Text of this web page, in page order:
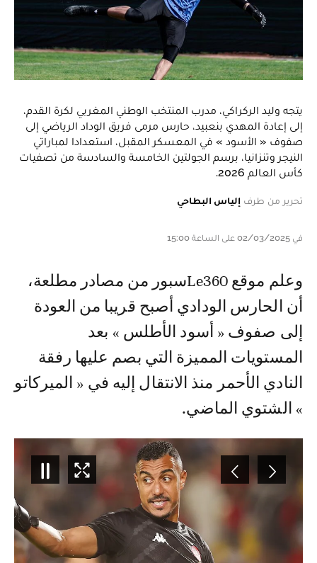
يتجه وليد الركراكي، مدرب المنتخب الوطني المغربي لكرة القدم،
إلى إعادة المهدي بنعبيد، حارس مرمى فريق الوداد الرياضي إلى
صفوف « الأسود » في المعسكر المقبل، استعدادا لمباراتي
النيجر وتنزانيا، برسم الجولتين الخامسة والسادسة من تصفيات
كأس العالم 2026.
تحرير من طرف إلياس البطاحي
في 02/03/2025 على الساعة 15:00
وعلم موقع Le360سبور من مصادر مطلعة،
أن الحارس الودادي أصبح قريبا من العودة
إلى صفوف « أسود الأطلس » بعد
المستويات المميزة التي بصم عليها رفقة
النادي الأحمر منذ الانتقال إليه في « الميركاتو
» الشتوي الماضي.